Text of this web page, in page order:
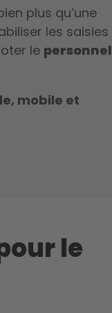
plus qu’une
les saisies
le personnel
mobile et
le